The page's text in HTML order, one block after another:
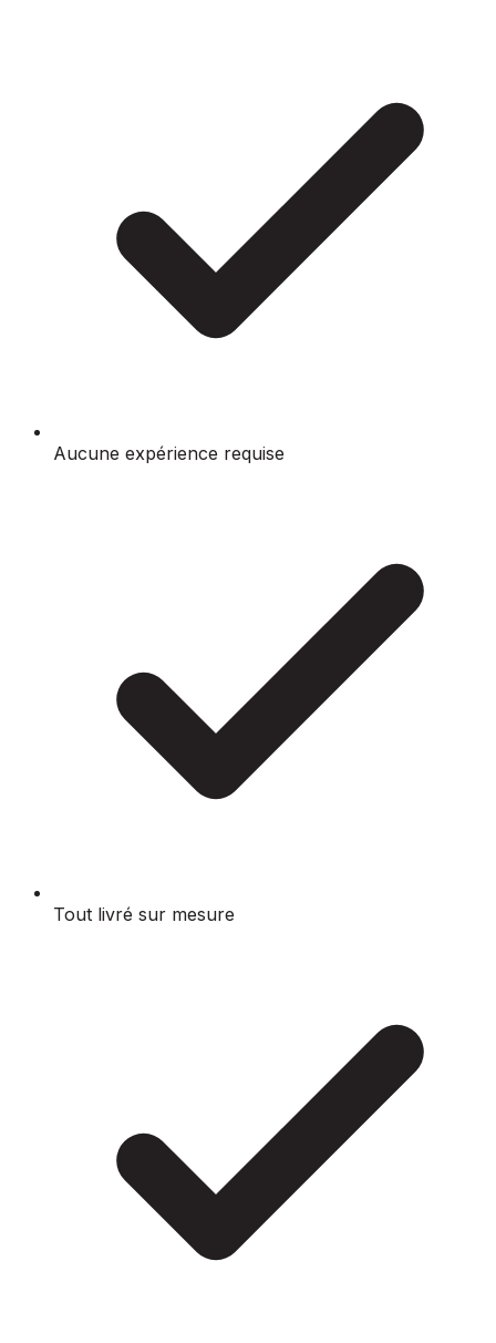
Aucune expérience requise
Tout livré sur mesure